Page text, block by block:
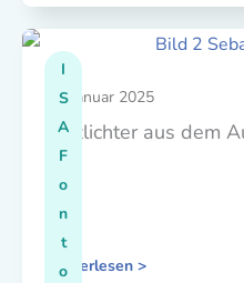
I
S
A
F
o
n
t
o
08. Januar 2025
Blitzlichter aus dem
Weiterlesen >